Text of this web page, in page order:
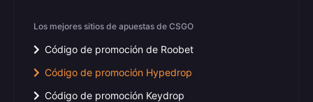
Los mejores sitios de apuestas de CSGO
Código de promoción de Roobet
Código de promoción Hypedrop
Código de promoción Keydrop